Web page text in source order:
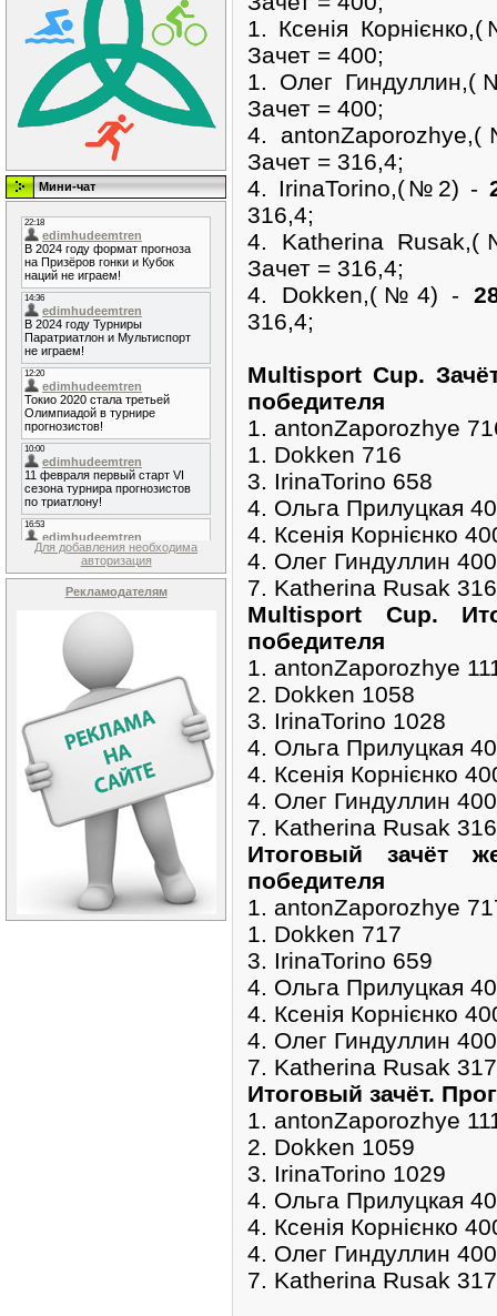
Мини-чат
Для добавления необходима
авторизация
Рекламодателям
1. Ксенія
Зачет = 400;
1. Олег
Зачет = 400;
4.
Зачет = 316,4;
4. IrinaTorino,(№2) -
316,4;
4. Katherina
Зачет = 316,4;
4. Dokken,(№4) -
316,4;
Multisport Cup.
победителя
1. antonZaporozhye
1. Dokken 716
3. IrinaTorino 658
4. Ольга Прилуцкая
4. Ксенія Корнієнко
4. Олег Гиндуллин 400
7. Katherina Rusak 316
Multisport Cup.
победителя
1. antonZaporozhye
2. Dokken 1058
3. IrinaTorino 1028
4. Ольга Прилуцкая
4. Ксенія Корнієнко
4. Олег Гиндуллин 400
7. Katherina Rusak 316
Итоговый зачёт
победителя
1. antonZaporozhye
1. Dokken 717
3. IrinaTorino 659
4. Ольга Прилуцкая
4. Ксенія Корнієнко
4. Олег Гиндуллин 400
7. Katherina Rusak 317
Итоговый зачёт.
1. antonZaporozhye
2. Dokken 1059
3. IrinaTorino 1029
4. Ольга Прилуцкая
4. Ксенія Корнієнко
4. Олег Гиндуллин 400
7. Katherina Rusak 317